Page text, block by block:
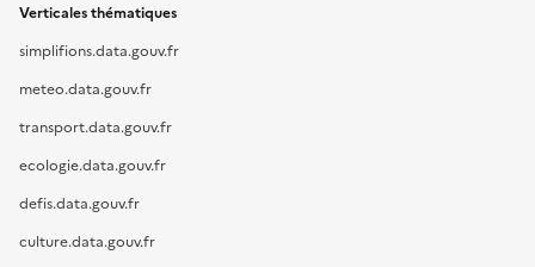
Verticales thématiques
simplifions.data.gouv.fr
meteo.data.gouv.fr
transport.data.gouv.fr
ecologie.data.gouv.fr
defis.data.gouv.fr
culture.data.gouv.fr